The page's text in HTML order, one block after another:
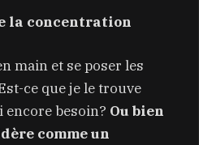
la concentration
main et se poser les
ce que je le trouve
encore besoin? Ou bien
comme un